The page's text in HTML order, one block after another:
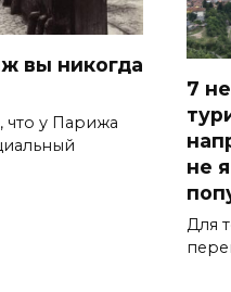
вы никогда
что у Парижа
7
не
Для